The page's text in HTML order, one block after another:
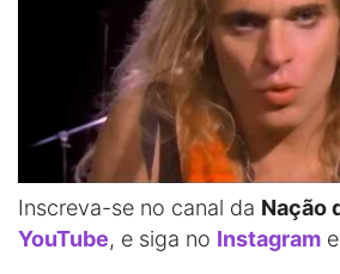
Inscreva-se no canal da Nação
YouTube, e siga no Instagram e